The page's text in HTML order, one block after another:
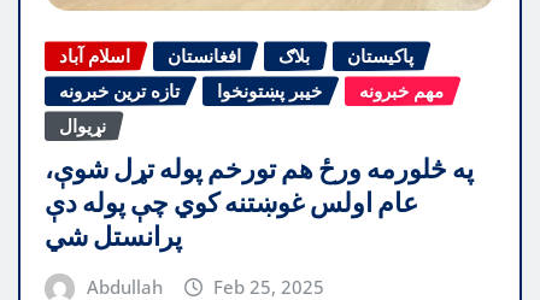
اسلام آباد افغانستان بلاګ
پاکیستان
تازه ترین خبرونه
خیبر پښتونخوا
مهم خبرونه
نړیوال
په څلورمه ورځ هم تورخم پوله تړل شوې،
عام اولس غوښتنه کوي چې پوله دې
پرانستل شي
Abdullah Feb 25, 2025